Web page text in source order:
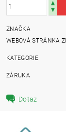
ZNAČKA
WEBOVÁ STRÁNKA
KATEGORIE
ZÁRUKA
Dotaz